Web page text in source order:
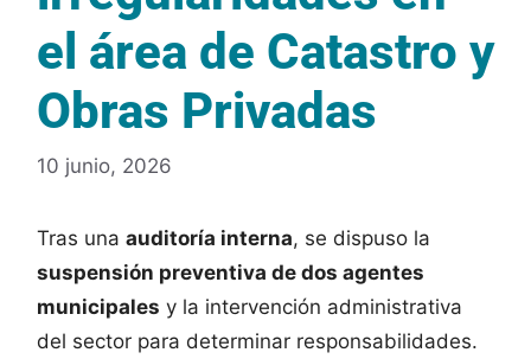
el área de Catastro y
Obras Privadas
10 junio, 2026
Tras una auditoría interna, se dispuso la
suspensión preventiva de dos agentes
municipales y la intervención administrativa
del sector para determinar responsabilidades.